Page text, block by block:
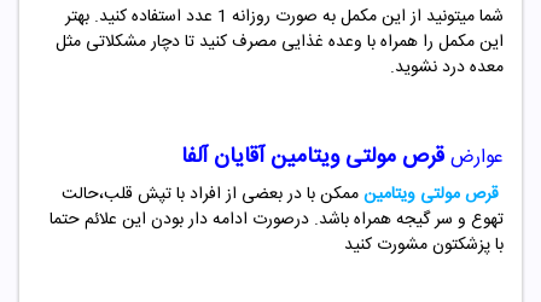
شما میتونید از این مکمل به صورت روزانه 1 عدد استفاده کنید. بهتر
این مکمل را همراه با وعده غذایی مصرف کنید تا دچار مشکلاتی مثل
معده درد نشوید.
عوارضقرص مولتیویتامین آقایان آلفا
قرص مولتی ویتامینممکن با در بعضی از افراد با تپش قلب،حالت
تهوع و سر گیجه همراه باشد. درصورت ادامه دار بودن این علائم حتما
با پزشکتون مشورت کنید